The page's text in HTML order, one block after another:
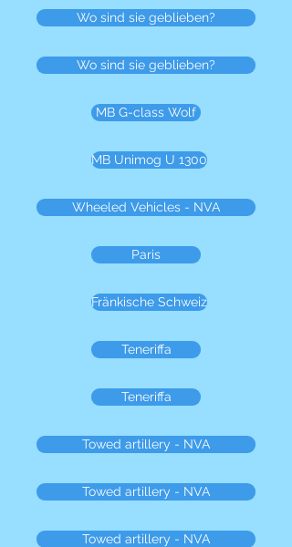
Wo sind sie geblieben?
Wo sind sie geblieben?
MB G-class Wolf
MB Unimog U 1300
Wheeled Vehicles - NVA
Paris
Fränkische Schweiz
Teneriffa
Teneriffa
Towed artillery - NVA
Towed artillery - NVA
Towed artillery - NVA